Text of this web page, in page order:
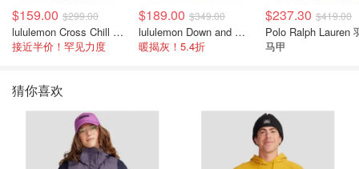
$159.00 $299.00
lululemon Cross Chill 女士运动外套
接近半价！罕见力度
$189.00 $349.00
lululemon Down and Around 羽绒夹克
暖揭灰！5.4折
$237.30 $419.00
Polo Ralph Lauren
马甲
猜你喜欢